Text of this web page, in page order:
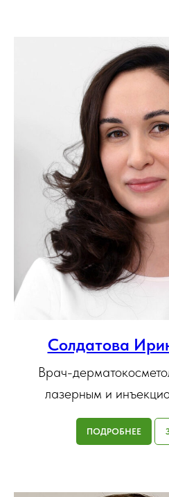
Солдатова
Врач-
лазерным и
ПОДРОБНЕЕ